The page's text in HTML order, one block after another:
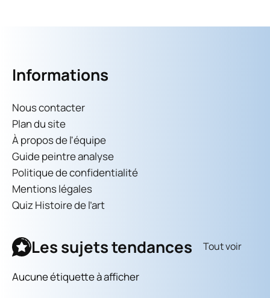
Informations
Nous contacter
Plan du site
À propos de l'équipe
Guide peintre analyse
Politique de confidentialité
Mentions légales
Quiz Histoire de l’art
Les sujets tendances Tout voir
Aucune étiquette à afficher